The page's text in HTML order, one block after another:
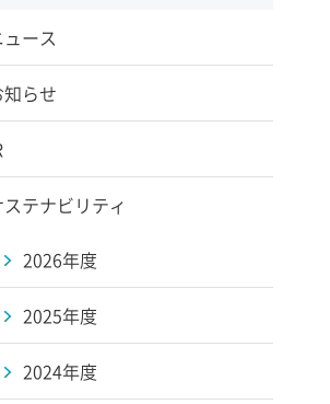
ュース
知らせ
ステナビリティ
2026年度
2025年度
2024年度